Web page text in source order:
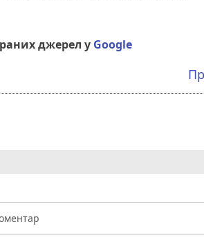
джерел у Google